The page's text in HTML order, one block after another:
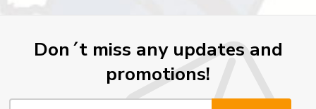
Don´t miss any updates and
promotions!